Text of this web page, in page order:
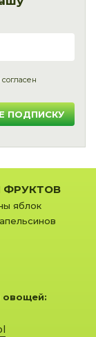
согласен
ПОДПИСКУ
ФРУКТОВ
яблок
овощей: